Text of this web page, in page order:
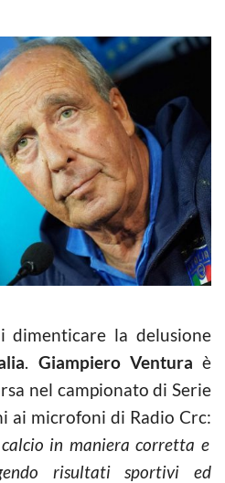
dimenticare la delusione
. Giampiero Ventura è
nel campionato di Serie
ai microfoni di Radio Crc:
in maniera corretta e
risultati sportivi ed